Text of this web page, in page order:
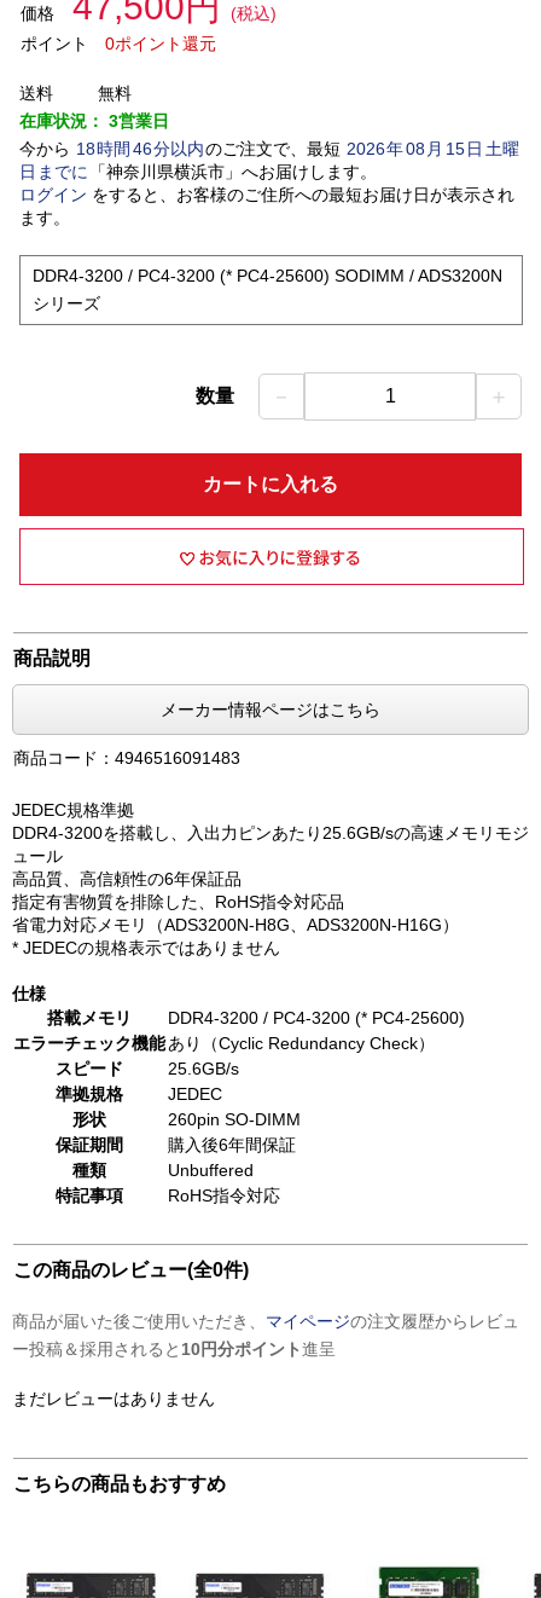
価格
(税込)
ポイント
0ポイント還元
送料
無料
在庫状況： 3営業日
今から 18時間 46分以内のご注文で、最短 2026年08 月 15日土曜
日 までに 「神奈川県横浜市」 へお届けします。
ログイン をすると、お客様のご住所への最短お届け日が表示され
ます。
DDR4-3200 / PC4-3200 (* PC4-25600) SODIMM / ADS3200N
シリーズ
数量 － 1 ＋
カートに入れる
商品説明
メーカー情報ページはこちら
商品コード：4946516091483
JEDEC規格準拠
DDR4-3200を搭載し、入出力ピンあたり25.6GB/sの高速メモリモジ
ュール
高品質、高信頼性の6年保証品
指定有害物質を排除した、RoHS指令対応品
省電力対応メモリ（ADS3200N-H8G、ADS3200N-H16G）
* JEDECの規格表示ではありません
仕様
搭載メモリ
DDR4-3200 / PC4-3200 (* PC4-25600)
エラーチェック機能あり（Cyclic Redundancy Check）
スピード
25.6GB/s
準拠規格
JEDEC
形状
260pin SO-DIMM
保証期間
購入後6年間保証
種類
Unbuffered
特記事項
RoHS指令対応
この商品のレビュー(全0件)
商品が届いた後ご使用いただき、 マイページの注文履歴からレビュ
ー投稿＆採用されると 10円分ポイント進呈
まだレビューはありません
こちらの商品もおすすめ